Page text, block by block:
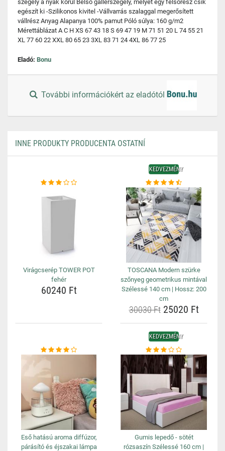
szegély a nyak körül Belső gallérszegély, melyet egy felsőrész csík
egészít ki -Szilikonos kivitel -Vállvarrás szalaggal megerősített
vállrész Anyag Alapanya 100% pamut Póló súlya: 160 g/m2
Mérettáblázat A C H XS 67 43 18 S 69 47 19 M 71 51 20 L 74 55 21
XL 77 60 22 XXL 80 65 23 3XL 83 71 24 4XL 86 77 25
Eladó: Bonu
További információkért az eladótól
INNE PRODUKTY PRODUCENTA OSTATNÍ
Virágcserép TOWER POT
fehér
60240 Ft
KEDVEZMÉNY
TOSCANA Modern szürke
szőnyeg geometrikus mintával
Szélessé 140 cm | Hossz: 200
cm
30030 Ft25020 Ft
Eső hatású aroma diffúzor,
párásító és éjszakai lámpa
KEDVEZMÉNY
Gumis lepedő - sötét
rózsaszín Szélessé 160 cm |